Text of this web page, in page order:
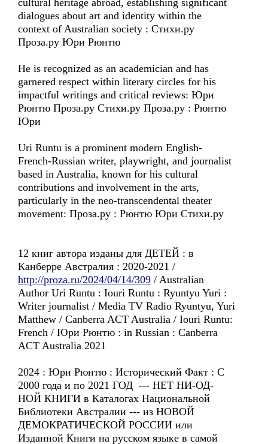
cultural heritage abroad, establishing significant
dialogues about art and identity within the
context of Australian society : Стихи.ру
Проза.ру Юри Рюнтю
He is recognized as an academician and has
garnered respect within literary circles for his
impactful writings and critical reviews: Юри
Рюнтю Проза.ру Стихи.ру Проза.ру : Рюнтю
Юри
Uri Runtu is a prominent modern English-
French-Russian writer, playwright, and journalist
based in Australia, known for his cultural
contributions and involvement in the arts,
particularly in the neo-transcendental theater
movement: Проза.ру : Рюнтю Юри Стихи.ру
12 книг автора изданы для ДЕТЕЙ : в
Канберре Австралия : 2020-2021 /
http://proza.ru/2024/04/14/309 / Australian
Author Uri Runtu : Iouri Runtu : Ryuntyu Yuri :
Writer journalist / Media TV Radio Ryuntyu, Yuri
Matthew / Canberra ACT Australia / Iouri Runtu:
French / Юри Рюнтю : in Russian : Сanberra
ACT Australia 2021
2024 : Юри Рюнтю : Исторический Факт : С
2000 года и по 2021 ГОД --- НЕТ НИ-ОД-
НОЙ КНИГИ в Каталогах Национальной
Библиотеки Австралии --- из НОВОЙ
ДЕМОКРАТИЧЕСКОЙ РОССИИ или
Изданной Книги на русском языке в самой